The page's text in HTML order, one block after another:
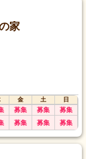
家
金 土
日
募集 募集 募集
募集 募集 募集